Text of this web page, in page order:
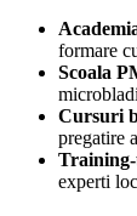
formare
Scoala
Cursuri
pregatire
experti